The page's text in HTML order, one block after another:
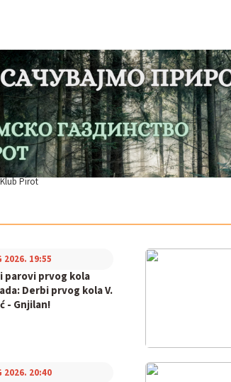
Pirot
parovi prvog kola
Derbi prvog kola V.
- Gnjilan!
2026. 19:55
2026. 20:40